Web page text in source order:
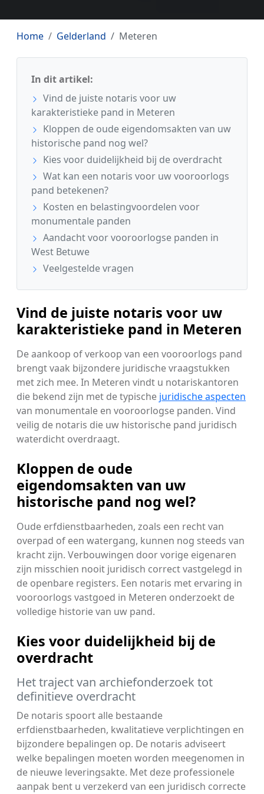
Home Gelderland Meteren
In dit artikel:
Vind de juiste notaris voor uw
karakteristieke pand in Meteren
Kloppen de oude eigendomsakten van uw
historische pand nog wel?
Kies voor duidelijkheid bij de overdracht
Wat kan een notaris voor uw vooroorlogs
pand betekenen?
Kosten en belastingvoordelen voor
monumentale panden
Aandacht voor vooroorlogse panden in
West Betuwe
Veelgestelde vragen
Vind de juiste notaris voor uw
karakteristieke pand in Meteren
De aankoop of verkoop van een vooroorlogs pand
brengt vaak bijzondere juridische vraagstukken
met zich mee. In Meteren vindt u notariskantoren
die bekend zijn met de typische juridische aspecten
van monumentale en vooroorlogse panden. Vind
veilig de notaris die uw historische pand juridisch
waterdicht overdraagt.
Kloppen de oude
eigendomsakten van uw
historische pand nog wel?
Oude erfdienstbaarheden, zoals een recht van
overpad of een watergang, kunnen nog steeds van
kracht zijn. Verbouwingen door vorige eigenaren
zijn misschien nooit juridisch correct vastgelegd in
de openbare registers. Een notaris met ervaring in
vooroorlogs vastgoed in Meteren onderzoekt de
volledige historie van uw pand.
Kies voor duidelijkheid bij de
overdracht
Het traject van archiefonderzoek tot
definitieve overdracht
De notaris spoort alle bestaande
erfdienstbaarheden, kwalitatieve verplichtingen en
bijzondere bepalingen op. De notaris adviseert
welke bepalingen moeten worden meegenomen in
de nieuwe leveringsakte. Met deze professionele
aanpak bent u verzekerd van een juridisch correcte